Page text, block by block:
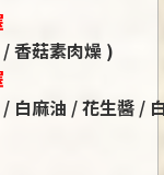
香菇素肉燥 )
白麻油 / 花生醬 /